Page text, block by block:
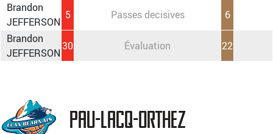
Brandon
JEFFERSON
5 Passes decisives
6
Brandon
JEFFERSON
30 Évaluation 22
Pau-Lacq-Orthez